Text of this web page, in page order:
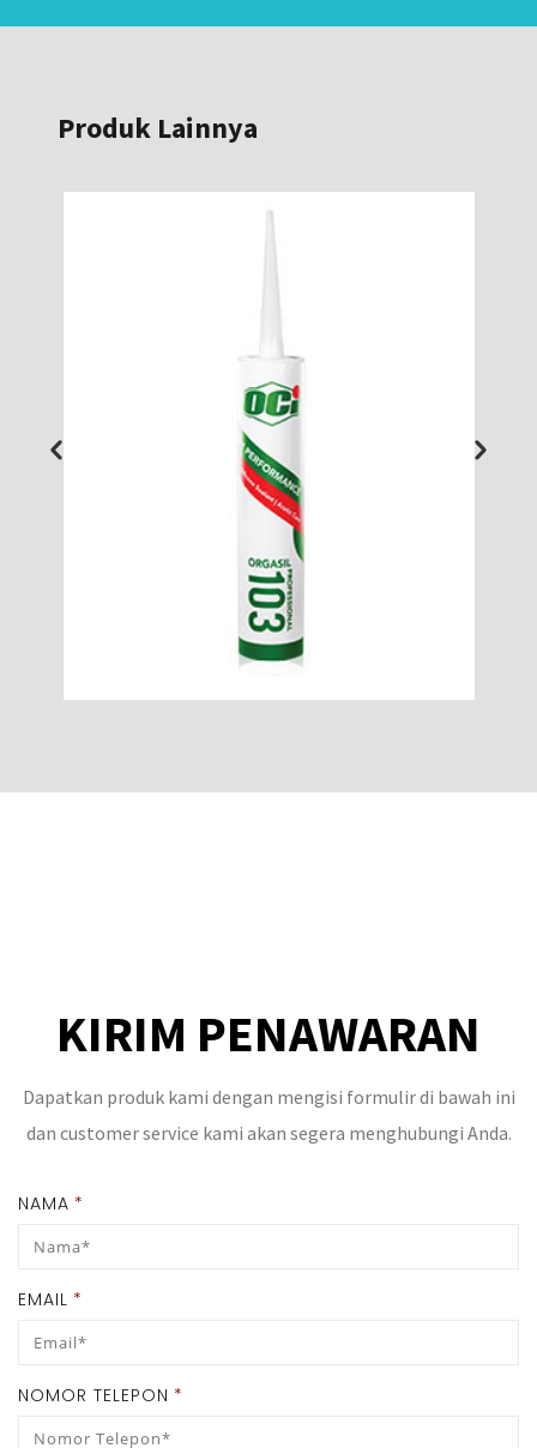
Produk Lainnya
KIRIM PENAWARAN
Dapatkan produk kami dengan mengisi formulir di bawah ini
dan customer service kami akan segera menghubungi Anda.
NAMA *
EMAIL *
NOMOR TELEPON *